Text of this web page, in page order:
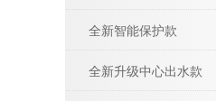
全新智能保护款
全新升级中心出水款